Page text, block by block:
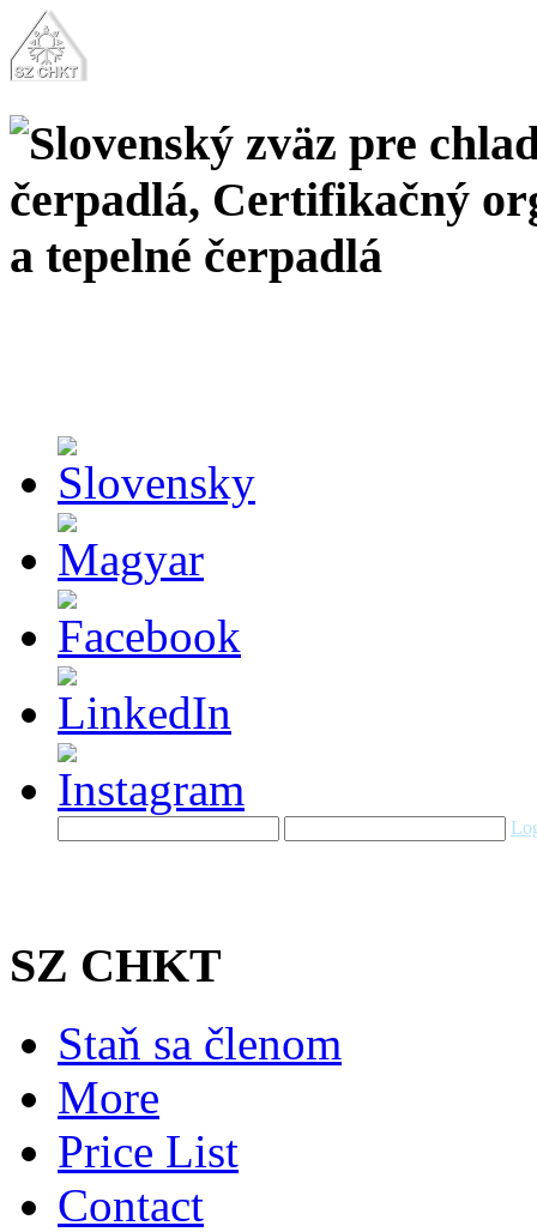
SZ CHKT
Staň sa členom
More
Price List
Contact